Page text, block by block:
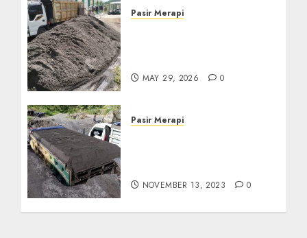
Pasir Merapi
MAY 29, 2026 0
Pasir Merapi
NOVEMBER 13, 2023 0